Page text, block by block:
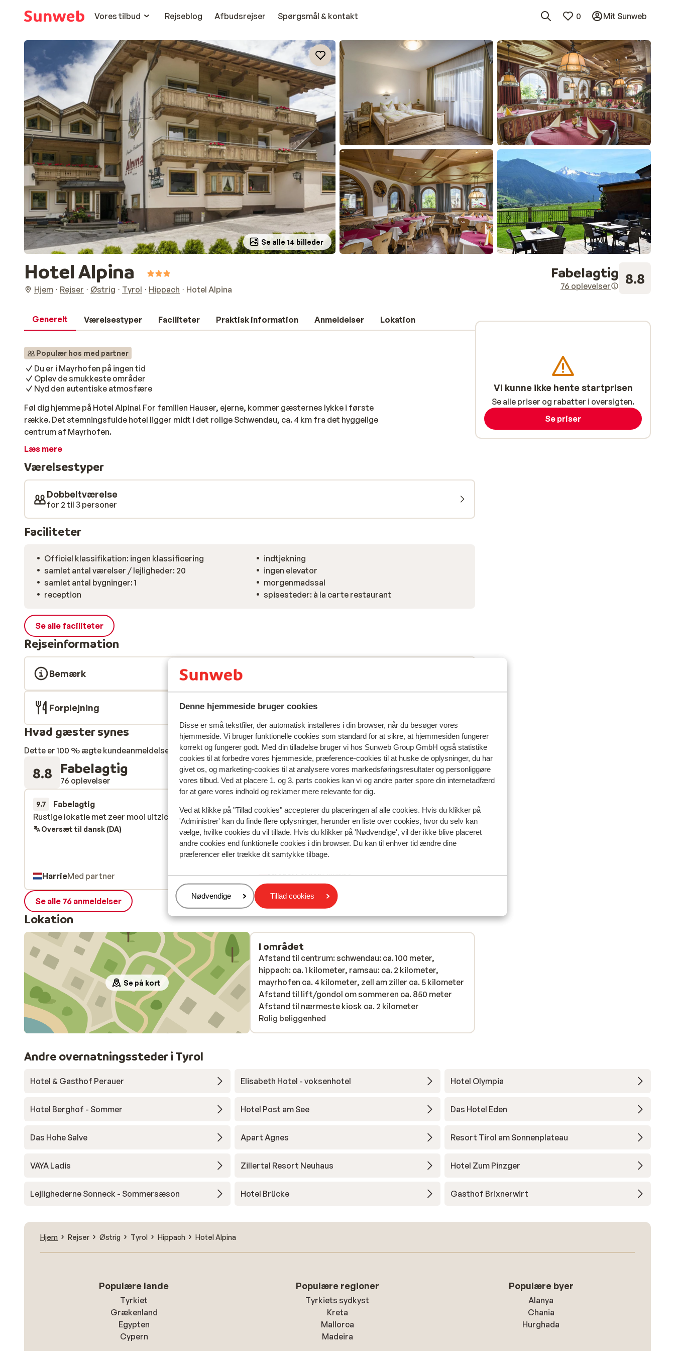
Denne hjemmeside bruger cookies
Disse er små tekstfiler, der automatisk installeres i din browser, når du besøger vores
hjemmeside. Vi bruger funktionelle cookies som standard for at sikre, at hjemmesiden fungerer
korrekt og fungerer godt. Med din tilladelse bruger vi hos Sunweb Group GmbH også statistike
cookies til at forbedre vores hjemmeside, præference-cookies til at huske de oplysninger, du har
givet os, og marketing-cookies til at analysere vores markedsføringsresultater og personliggøre
vores tilbud. Ved at placere 1. og 3. parts cookies kan vi og andre parter spore din internetadfærd
for at gøre vores indhold og reklamer mere relevante for dig.
Ved at klikke på "Tillad cookies" accepterer du placeringen af alle cookies. Hvis du klikker på
'Administrer' kan du finde flere oplysninger, herunder en liste over cookies, hvor du selv kan
vælge, hvilke cookies du vil tillade. Hvis du klikker på 'Nødvendige', vil der ikke blive placeret
andre cookies end funktionelle cookies i din browser. Du kan til enhver tid ændre dine
præferencer eller trække dit samtykke tilbage.
Administrer
Nødvendige Tillad cookies
Vores tilbud
Rejseblog Afbudsrejser Spørgsmål & kontakt 0 Mit Sunweb
Se alle 14 billeder
Hotel Alpina
Hjem Rejser Østrig Tyrol Hippach Hotel Alpina
Fabelagtig
76 oplevelser 8.8
Generelt Værelsestyper Faciliteter Praktisk information Anmeldelser Lokation
Populær hos med partner
Du er i Mayrhofen på ingen tid
Oplev de smukkeste områder
Nyd den autentiske atmosfære
Føl dig hjemme på Hotel Alpina! For familien Hauser, ejerne, kommer gæsternes lykke i første
række. Det stemningsfulde hotel ligger midt i det rolige Schwendau, ca. 4 km fra det hyggelige
centrum af Mayrhofen.
Læs mere
Værelsestyper
Dobbeltværelse
for 2 til 3 personer
Faciliteter
Officiel klassifikation: ingen klassificering
samlet antal værelser / lejligheder: 20
samlet antal bygninger: 1
reception
indtjekning
ingen elevator
morgenmadssal
spisesteder: à la carte restaurant
Se alle faciliteter
Rejseinformation
Bemærk
Forplejning
Hvad gæster synes
Dette er 100 % ægte kundeanmeldelser, der ærligt afspejler deres oplevelser med vores produkt. Mere om anmeldelser
8.8 Fabelagtig
76 oplevelser Mest booket af med partner
9.7 Fabelagtig
for 2 uger siden
Rustige lokatie met zeer mooi uitzicht.
Rustige lokatie met zeer mooi uitzicht.
Oversæt til dansk (DA)
HarrieMed partner
Net traditioneel Oostenrijks hotel. Zeer servicegericht
team waarbij alles wordt gedaan om het de gasten naar
hun zin te maken. Alles is even schoon, ook op de
kamer en, ook belangrijk, goede bedden!
Net traditioneel Oostenrijks hotel. Zeer servicegericht
team waarbij alles wordt gedaan om het de gasten naar
hun zin te maken. Alles is even schoon, ook op de
kamer en, ook belangrijk, goede bedden!
Michel LeidenGruppe
Se alle 76 anmeldelser
Lokation
Se på kort
I området
Afstand til centrum: schwendau: ca. 100 meter,
hippach: ca. 1 kilometer, ramsau: ca. 2 kilometer,
mayrhofen ca. 4 kilometer, zell am ziller ca. 5 kilometer
Afstand til lift/gondol om sommeren ca. 850 meter
Afstand til nærmeste kiosk ca. 2 kilometer
Rolig beliggenhed
Vi kunne ikke hente startprisen
Se alle priser og rabatter i oversigten.
Se priser
Andre overnatningssteder i Tyrol
Hotel & Gasthof Perauer Elisabeth Hotel - voksenhotel Hotel Olympia
Hotel Berghof - Sommer Hotel Post am See Das Hotel Eden
Das Hohe Salve Apart Agnes Resort Tirol am Sonnenplateau
VAYA Ladis Zillertal Resort Neuhaus Hotel Zum Pinzger
Lejlighederne Sonneck - Sommersæson Hotel Brücke Gasthof Brixnerwirt
Hjem Rejser Østrig Tyrol Hippach Hotel Alpina
Populære lande
Tyrkiet
Grækenland
Egypten
Cypern
Populære regioner
Tyrkiets sydkyst
Kreta
Mallorca
Madeira
Populære byer
Alanya
Chania
Hurghada